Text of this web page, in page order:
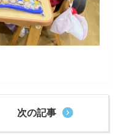
次の記事